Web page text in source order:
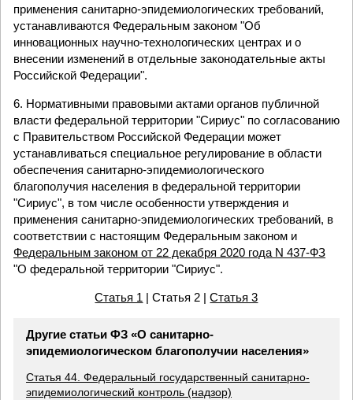
применения санитарно-эпидемиологических требований,
устанавливаются Федеральным законом "Об
инновационных научно-технологических центрах и о
внесении изменений в отдельные законодательные акты
Российской Федерации".
6. Нормативными правовыми актами органов публичной
власти федеральной территории "Сириус" по согласованию
с Правительством Российской Федерации может
устанавливаться специальное регулирование в области
обеспечения санитарно-эпидемиологического
благополучия населения в федеральной территории
"Сириус", в том числе особенности утверждения и
применения санитарно-эпидемиологических требований, в
соответствии с настоящим Федеральным законом и
Федеральным законом от 22 декабря 2020 года N 437-ФЗ
"О федеральной территории "Сириус".
Статья 1 | Статья 2 |Статья 3
Другие статьи ФЗ «О санитарно-
эпидемиологическом благополучии населения»
Статья 44. Федеральный государственный санитарно-
эпидемиологический контроль (надзор)